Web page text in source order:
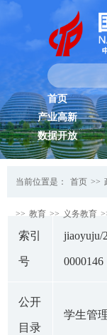
首页
产业高新
数据开放
当前位置是： 首页 >>
>> 教育 >> 义务教育
索引
号
jiaoyuju/
0000146
公开
目录
学生管